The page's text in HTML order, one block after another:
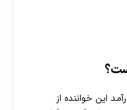
این خواننده از